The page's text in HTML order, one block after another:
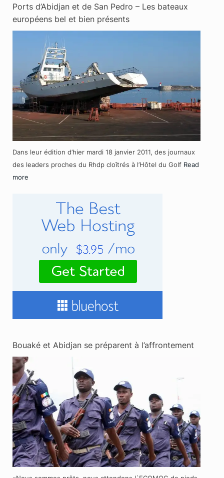
Ports d’Abidjan et de San Pedro – Les bateaux
européens bel et bien présents
Dans leur édition d’hier mardi 18 janvier 2011, des journaux
des leaders proches du Rhdp cloîtrés à l’Hôtel du Golf Read
more
Bouaké et Abidjan se préparent à l’affrontement